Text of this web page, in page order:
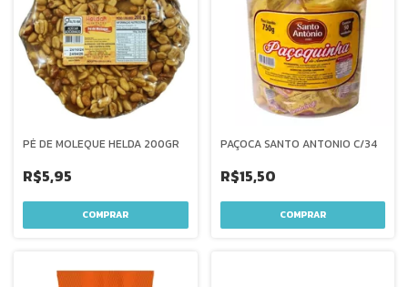
PÉ DE MOLEQUE HELDA 200GR
R$5,95
PAÇOCA SANTO ANTONIO C/34
R$15,50